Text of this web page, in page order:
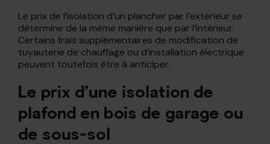
Le prix de l’isolation d’un plancher par l’extérieur se
détermine de la même manière que par l’intérieur.
Certains frais supplémentaires de modification de
tuyauterie de chauffage ou d’installation électrique
peuvent toutefois être à anticiper.
Le prix d’une isolation de
plafond en bois de garage ou
de sous-sol